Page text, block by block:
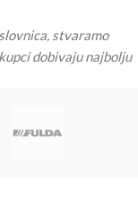
stvaramo
dobivaju najbolju